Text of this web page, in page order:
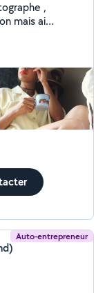
,
mais ai
travaillé au
en
pour garder
Auto-entrepreneur